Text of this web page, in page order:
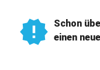
Schon
einen